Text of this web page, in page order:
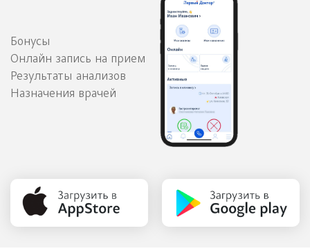
Бонусы
Онлайн запись на прием
Результаты анализов
Назначения врачей